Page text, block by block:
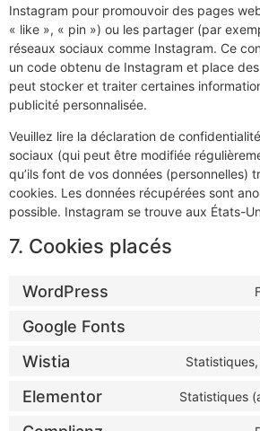
Instagram pour promouvoir des pages
« like », « pin ») ou les partager (par
réseaux sociaux comme Instagram. Ce
un code obtenu de Instagram et place
peut stocker et traiter certaines
publicité personnalisée.
Veuillez lire la déclaration de
sociaux (qui peut être modifiée
qu’ils font de vos données (personnelles)
cookies. Les données récupérées sont
possible. Instagram se trouve aux États-
7. Cookies placés
WordPress
Google Fonts
Wistia
Elementor Statistiques